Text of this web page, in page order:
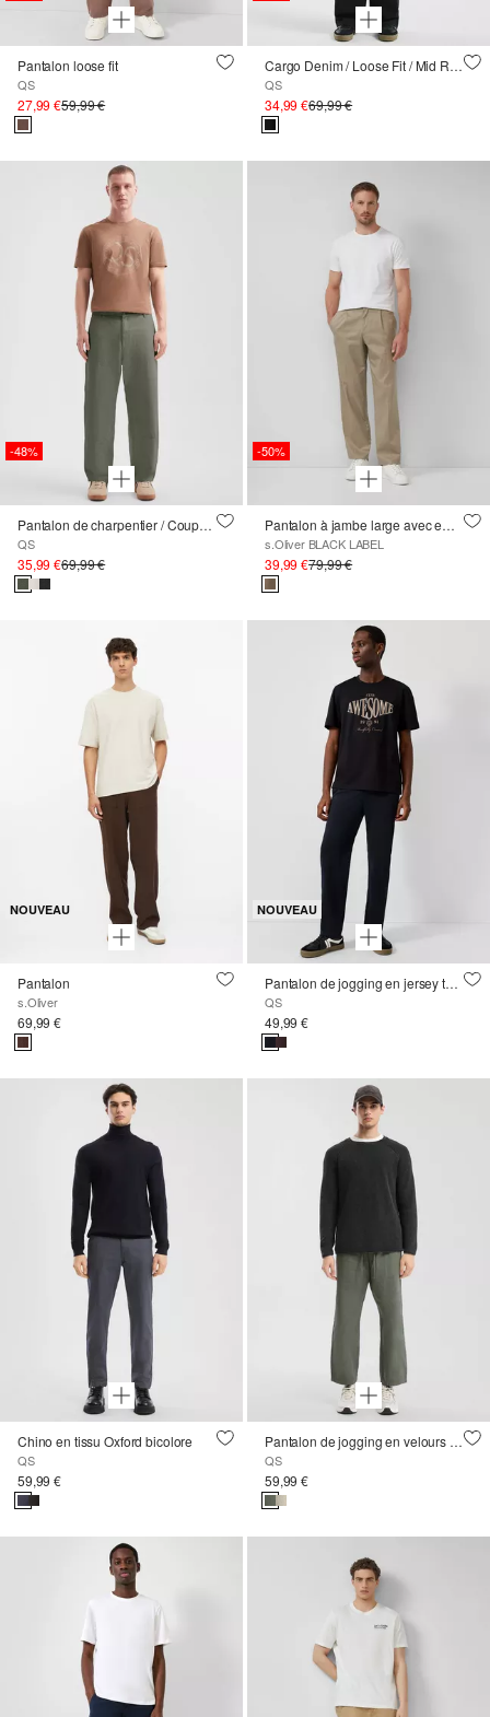
Pantalon loose fit
QS
27,99 €59,99 €
Cargo Denim / Loose Fit / Mid Rise / Straight Leg
QS
34,99 €69,99 €
-48%
Pantalon de charpentier / Coupe ample / Taille moyenne / Jambe droite
QS
35,99 €69,99 €
-50%
Pantalon à jambe large avec empiècement en stretch
s.Oliver BLACK LABEL
39,99 €79,99 €
NOUVEAU
Pantalon
s.Oliver
69,99 €
NOUVEAU
Pantalon de jogging en jersey texturé
QS
49,99 €
Chino en tissu Oxford bicolore
QS
59,99 €
Pantalon de jogging en velours côtelé
QS
59,99 €